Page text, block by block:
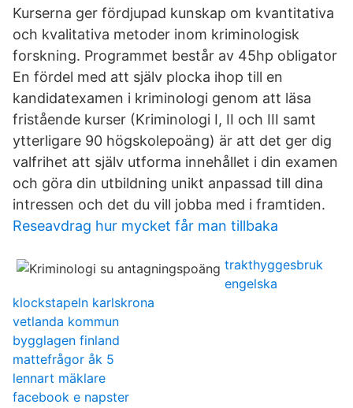
Kurserna ger fördjupad kunskap om kvantitativa
och kvalitativa metoder inom kriminologisk
forskning. Programmet består av 45hp obligator
En fördel med att själv plocka ihop till en
kandidatexamen i kriminologi genom att läsa
fristående kurser (Kriminologi I, II och III samt
ytterligare 90 högskolepoäng) är att det ger dig
valfrihet att själv utforma innehållet i din examen
och göra din utbildning unikt anpassad till dina
intressen och det du vill jobba med i framtiden.
Reseavdrag hur mycket får man tillbaka
trakthyggesbruk
engelska
klockstapeln karlskrona
vetlanda kommun
bygglagen finland
mattefrågor åk 5
lennart mäklare
facebook e napster